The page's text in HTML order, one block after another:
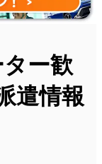
ー歓
遣情報